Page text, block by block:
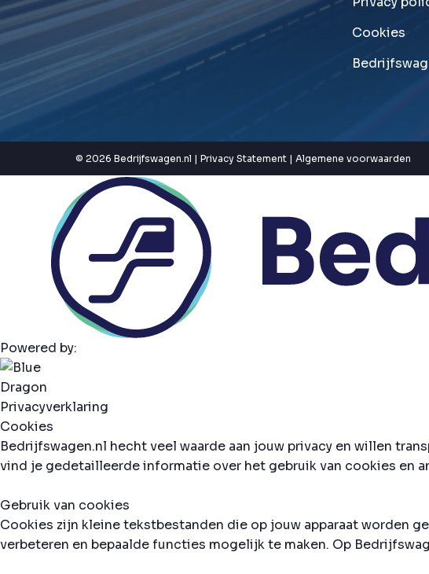
Cookies
© 2026 Bedrijfswagen.nl | Privacy Statement | Algemene voorwaarden
Powered by:
Privacyverklaring
Cookies
Bedrijfswagen.nl hecht veel waarde aan jouw privacy en willen
vind je gedetailleerde informatie over het gebruik van cookies en
Gebruik van cookies
Cookies zijn kleine tekstbestanden die op jouw apparaat worden
verbeteren en bepaalde functies mogelijk te maken. Op